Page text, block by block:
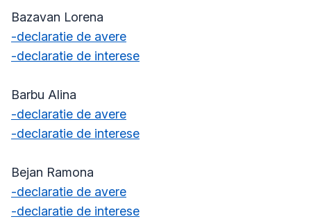
Bazavan Lorena
-declaratie de avere
-declaratie de interese
Barbu Alina
-declaratie de avere
-declaratie de interese
Bejan Ramona
-declaratie de avere
-declaratie de interese